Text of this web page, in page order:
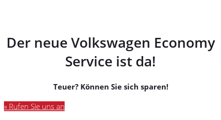
Der neue Volkswagen Economy
Service ist da!
Teuer? Können Sie sich sparen!
» Rufen Sie uns an